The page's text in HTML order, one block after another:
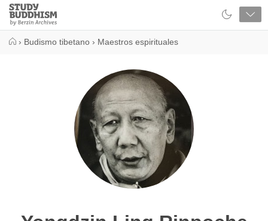
Close
Study
Buddhism
› Budismo tibetano › Maestros espirituales